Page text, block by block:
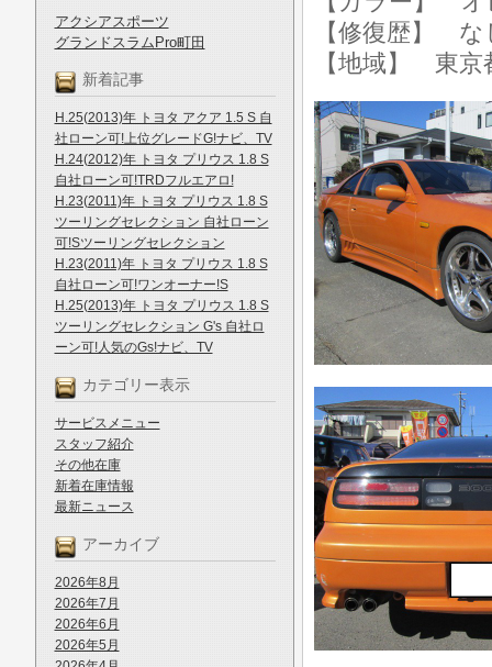
アクシアスポーツ
グランドスラムPro町田
新着記事
H.25(2013)年 トヨタ アクア 1.5 S 自
社ローン可!上位グレードG!ナビ、TV
H.24(2012)年 トヨタ プリウス 1.8 S
自社ローン可!TRDフルエアロ!
H.23(2011)年 トヨタ プリウス 1.8 S
ツーリングセレクション 自社ローン
可!Sツーリングセレクション
H.23(2011)年 トヨタ プリウス 1.8 S
自社ローン可!ワンオーナー!S
H.25(2013)年 トヨタ プリウス 1.8 S
ツーリングセレクション G's 自社ロ
ーン可!人気のGs!ナビ、TV
カテゴリー表示
サービスメニュー
スタッフ紹介
その他在庫
新着在庫情報
最新ニュース
アーカイブ
2026年8月
2026年7月
2026年6月
2026年5月
【修復歴】 な
【地域】 東京